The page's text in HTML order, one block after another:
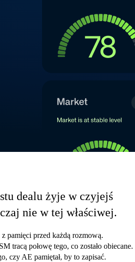
dealu żyje w czyjejś
nie w tej właściwej.
pamięci przed każdą rozmową.
tracą połowę tego, co zostało obiecane.
czy AE pamiętał, by to zapisać.